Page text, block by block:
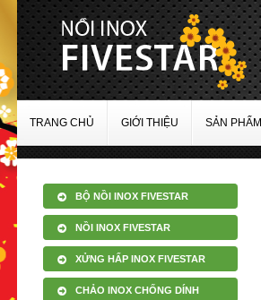
TRANG CHỦ GIỚI THIỆU SẢN PHẨM
BỘ NỒI INOX FIVESTAR
NỒI INOX FIVESTAR
XỬNG HẤP INOX FIVESTAR
CHẢO INOX CHỐNG DÍNH